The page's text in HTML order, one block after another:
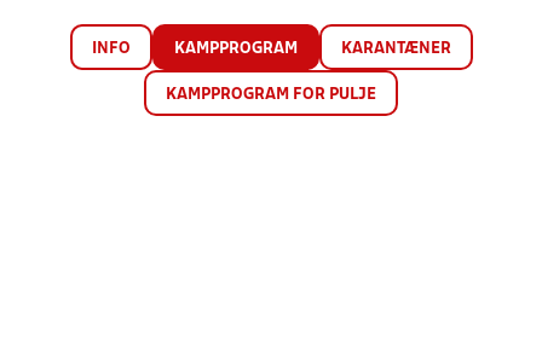
INFO KAMPPROGRAM KARANTÆNER
KAMPPROGRAM FOR PULJE